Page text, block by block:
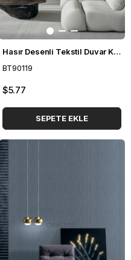
Hasır Desenli Tekstil Duvar Kağıdı BT90119
BT90119
$5.77
SEPETE EKLE